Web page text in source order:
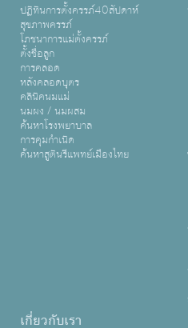
ปฏิทินการตั้งครรภ์40สัปดาห์
สุขภาพครรภ์
โภชนาการแม่ตั้งครรภ์
ตั้งชื่อลูก
การคลอด
หลังคลอดบุตร
คลินิคนมแม่
นมผง / นมผสม
ค้นหาโรงพยาบาล
การคุมกำเนิด
ค้นหาสูตินรีแพทย์เมืองไทย
เกี่ยวกับเรา